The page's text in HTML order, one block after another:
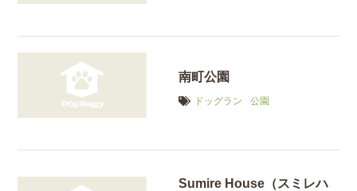
南町公園
ドッグラン 公園
Sumire House（スミレハ